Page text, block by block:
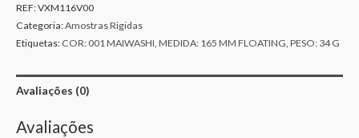
REF:VXM116V00
Categoria:Amostras Rigidas
Etiquetas: COR: 001 MAIWASHI MEDIDA: 165 MM FLOATING PESO: 34 G
Avaliações (0)
Avaliações